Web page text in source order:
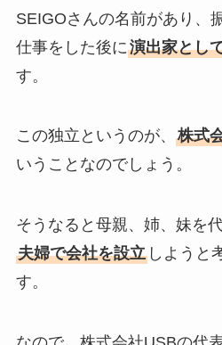
SEIGOさんの名前があり、
仕事をした後に演出家とし
す。
この独立というのが、 株式
いうことなのでしょう。
そうなると母親、姉、妹を
夫婦で会社を設立しようと
す。